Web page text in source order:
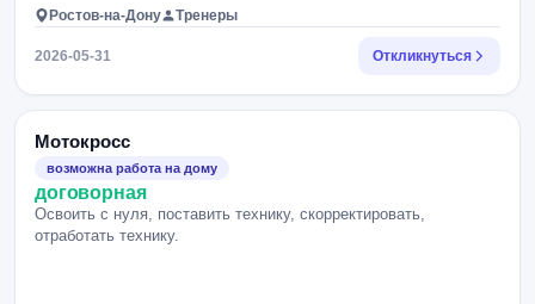
Ростов-на-Дону Тренеры
2026-05-31 Откликнуться
Мотокросс
возможна работа на дому
договорная
Освоить с нуля, поставить технику, скорректировать,
отработать технику.